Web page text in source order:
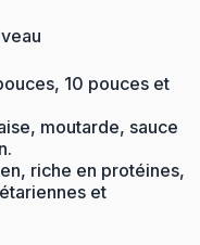
10 pouces et
moutarde, sauce
riche en protéines,
et